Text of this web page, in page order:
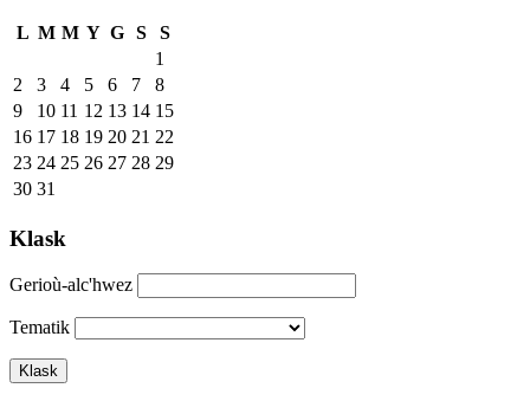
L M M Y G S
S
1
2
3 4 5 6 7
8
9
10 11 12 13 14 15
16 17 18 19 20 21 22
23 24 25 26 27 28 29
30 31
Klask
Gerioù-alc'hwez
Tematik